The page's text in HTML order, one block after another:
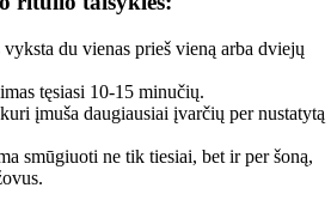
vyksta du vienas prieš vieną arba dviejų
tęsiasi 10-15 minučių.
įmuša daugiausiai įvarčių per nustatytą
smūgiuoti ne tik tiesiai, bet ir per šoną,